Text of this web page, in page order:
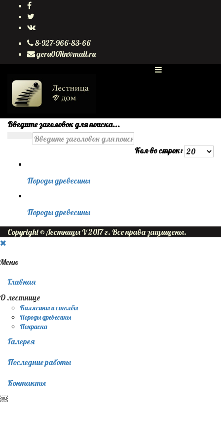
8-927-966-83-66
gera001in@mail.ru
Введите заголовок для поиска...
Кол-во строк:
Породы древесины
Породы древесины
Copyright © Лестницы V 2017 г. Все права защищены.
Меню
Главная
О лестнице
Балясины и столбы
Породы древесины
Покраска
Галерея
Последние работы
Контакты
￼